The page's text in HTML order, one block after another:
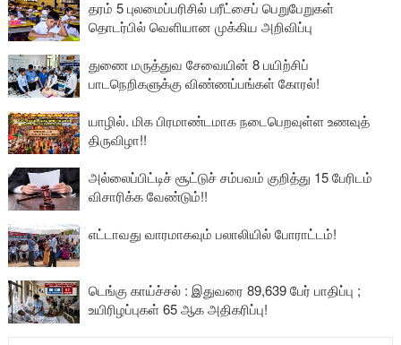
தரம் 5 புலமைப்பரிசில் பரீட்சைப் பெறுபேறுகள்
தொடர்பில் வெளியான முக்கிய அறிவிப்பு
துணை மருத்துவ சேவையின் 8 பயிற்சிப்
பாடநெறிகளுக்கு விண்ணப்பங்கள் கோரல்!
யாழில். மிக பிரமாண்டமாக நடைபெறவுள்ள உணவுத்
திருவிழா!!
அல்லைப்பிட்டிச் சூட்டுச் சம்பவம் குறித்து 15 பேரிடம்
விசாரிக்க வேண்டும்!!
எட்டாவது வாரமாகவும் பலாலியில் போராட்டம்!
டெங்கு காய்ச்சல் : இதுவரை 89,639 பேர் பாதிப்பு ;
உயிரிழப்புகள் 65 ஆக அதிகரிப்பு!